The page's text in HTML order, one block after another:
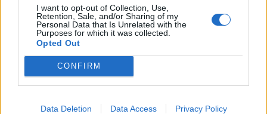
I want to opt-out of Collection, Use,
Retention, Sale, and/or Sharing of my
Personal Data that Is Unrelated with the
Purposes for which it was collected.
Opted Out
CONFIRM
Data Deletion Data Access Privacy Policy
Wiedza ogólna
10 prostych pytań - na którym
wpadniesz?